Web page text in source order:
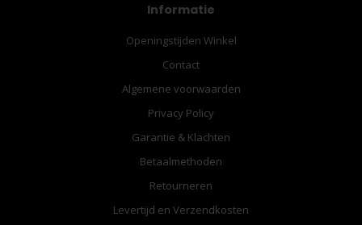
Informatie
Openingstijden Winkel
Contact
Algemene voorwaarden
Privacy Policy
Garantie & Klachten
Betaalmethoden
Retourneren
Levertijd en Verzendkosten